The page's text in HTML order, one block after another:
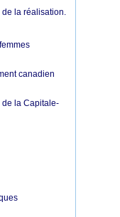
de la réalisation.
canadien
de la Capitale-